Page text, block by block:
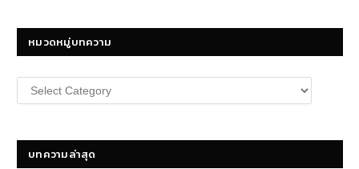
หมวดหมู่บทความ
หมวด
หมู่
บทความล่าสุด